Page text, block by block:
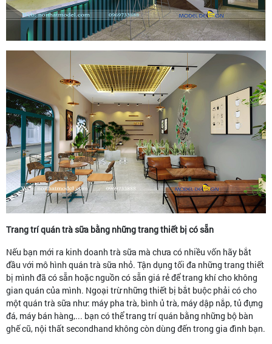
Trang trí quán trà sữa bằng những trang thiết bị có sẵn
Nếu bạn mới ra kinh doanh trà sữa mà chưa có nhiều vốn hãy bắt
đầu với mô hình quán trà sữa nhỏ. Tận dụng tối đa những trang thiết
bị mình đã có sẵn hoặc nguồn có sẵn giá rẻ để trang khí cho không
gian quán của mình. Ngoại trừ những thiết bị bắt buộc phải có cho
một quán trà sữa như: máy pha trà, bình ủ trà, máy dập nắp, tủ đựng
đá, máy bán hàng,... bạn có thể trang trí quán bằng những bộ bàn
ghế cũ, nội thất secondhand không còn dùng đến trong gia đình bạn.